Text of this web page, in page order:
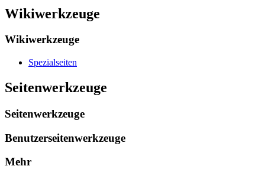
Wikiwerkzeuge
Wikiwerkzeuge
Spezialseiten
Seitenwerkzeuge
Seitenwerkzeuge
Benutzerseitenwerkzeuge
Mehr